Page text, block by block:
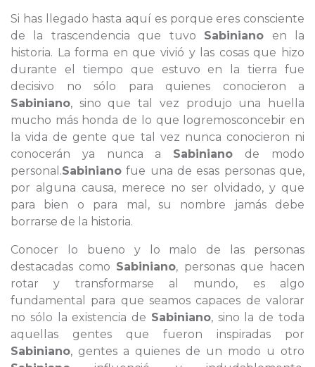
Si has llegado hasta aquí es porque eres consciente
de la trascendencia que tuvo Sabiniano en la
historia. La forma en que vivió y las cosas que hizo
durante el tiempo que estuvo en la tierra fue
decisivo no sólo para quienes conocieron a
Sabiniano, sino que tal vez produjo una huella
mucho más honda de lo que logremosconcebir en
la vida de gente que tal vez nunca conocieron ni
conocerán ya nunca a Sabiniano de modo
personal.Sabiniano fue una de esas personas que,
por alguna causa, merece no ser olvidado, y que
para bien o para mal, su nombre jamás debe
borrarse de la historia.
Conocer lo bueno y lo malo de las personas
destacadas como Sabiniano, personas que hacen
rotar y transformarse al mundo, es algo
fundamental para que seamos capaces de valorar
no sólo la existencia de Sabiniano, sino la de toda
aquellas gentes que fueron inspiradas por
Sabiniano, gentes a quienes de un modo u otro